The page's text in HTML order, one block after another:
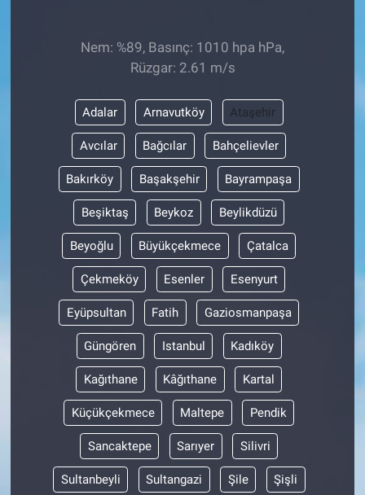
Nem: %89, Basınç: 1010 hpa hPa,
Rüzgar: 2.61 m/s
Adalar Arnavutköy Ataşehir
Avcılar Bağcılar Bahçelievler
Bakırköy Başakşehir Bayrampaşa
Beşiktaş Beykoz Beylikdüzü
Beyoğlu Büyükçekmece Çatalca
Çekmeköy Esenler Esenyurt
Eyüpsultan Fatih Gaziosmanpaşa
Güngören Istanbul Kadıköy
Kağıthane Kâğıthane Kartal
Küçükçekmece Maltepe Pendik
Sancaktepe Sarıyer Silivri
Sultanbeyli Sultangazi Şile Şişli